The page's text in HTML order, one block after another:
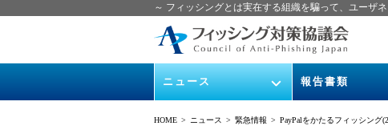
～ フィッシングとは実在する組織を騙って、ユーザ
ニュース
緊急情報
報告書類
ガイドライン
HOME > ニュース > 緊急情報 > PayPalをかたるフィッシング